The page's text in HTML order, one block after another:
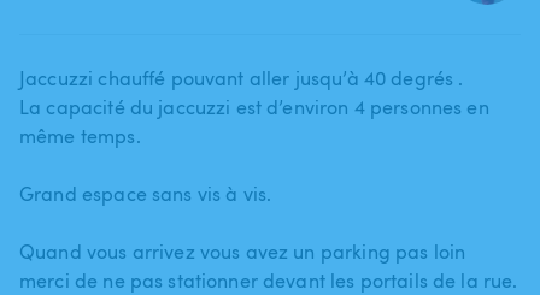
Jaccuzzi chauffé pouvant aller jusqu’à 40 degrés .
La capacité du jaccuzzi est d’environ 4 personnes en
même temps.
Grand espace sans vis à vis.
Quand vous arrivez vous avez un parking pas loin
merci de ne pas stationner devant les portails de la rue.